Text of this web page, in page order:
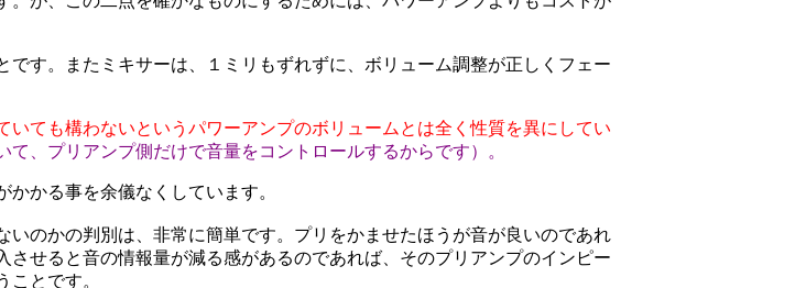
す。またミキサーは、１ミリもずれずに、ボリューム調整が正しくフェー
いても構わないというパワーアンプのボリュームとは全く性質を異にしてい
、プリアンプ側だけで音量をコントロールするからです）。
かる事を余儀なくしています。
いのかの判別は、非常に簡単です。プリをかませたほうが音が良いのであれ
せると音の情報量が減る感があるのであれば、そのプリアンプのインピー
とです。